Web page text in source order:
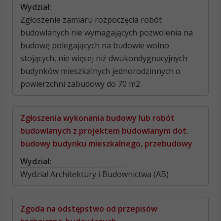
Wydział:
Zgłoszenie zamiaru rozpoczęcia robót
budowlanych nie wymagających pozwolenia na
budowę polegających na budowie wolno
stojących, nie więcej niż dwukondygnacyjnych
budynków mieszkalnych jednorodzinnych o
powierzchni zabudowy do 70 m2
Zgłoszenia wykonania budowy lub robót
budowlanych z projektem budowlanym dot.
budowy budynku mieszkalnego, przebudowy
Wydział:
Wydział Architektury i Budownictwa (AB)
Zgoda na odstępstwo od przepisów